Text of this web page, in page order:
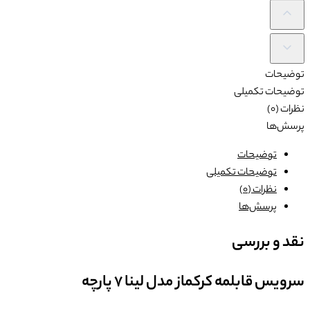
توضیحات
توضیحات تکمیلی
نظرات (0)
پرسش‌ها
توضیحات
توضیحات تکمیلی
نظرات (0)
پرسش‌ها
نقد و بررسی
سرویس قابلمه کرکماز مدل لینا 7 پارچه